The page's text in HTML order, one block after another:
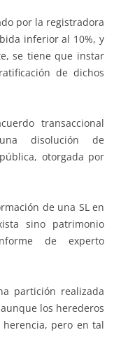
por la registradora
inferior al 10%, y
se tiene que instar
de dichos
transaccional
disolución de
otorgada por
de una SL en
sino patrimonio
de experto
partición realizada
los herederos
pero en tal